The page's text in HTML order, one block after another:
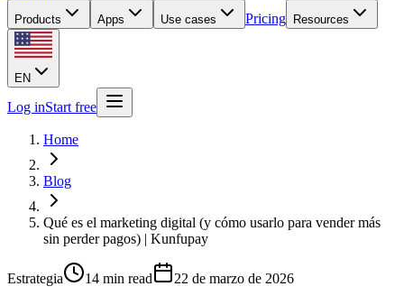
Products Apps Use cases Pricing Resources
EN
Log inStart free
Home
Blog
Qué es el marketing digital (y cómo usarlo para vender más
sin perder pagos) | Kunfupay
Estrategia 14 min read 22 de marzo de 2026